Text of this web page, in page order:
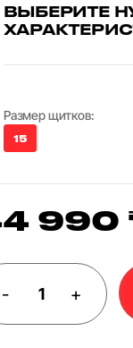
ВЫБЕРИТЕ
Размер щитков:
15
990
- +